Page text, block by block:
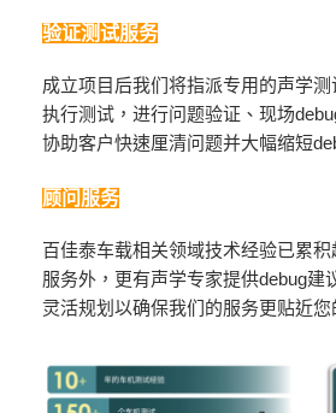
验证测试服务
成立项目后我们将指派专用的声学
执行测试，进行问题验证、现场
协助客户快速厘清问题并大幅缩短
顾问服务
百佳泰车载相关领域技术经验已累
服务外，更有声学专家提供debug建
灵活规划以确保我们的服务更贴近您